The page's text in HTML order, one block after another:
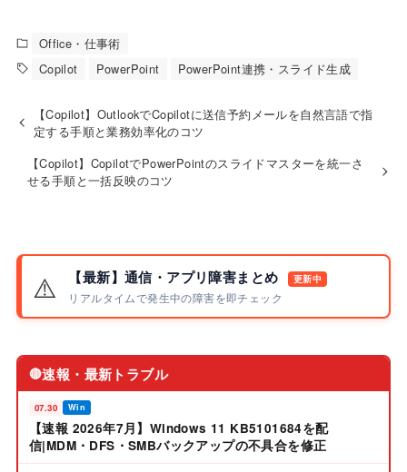
Office・仕事術
Copilot
PowerPoint PowerPoint連携・スライド生成
【Copilot】OutlookでCopilotに送信予約メールを自然言語で指
定する手順と業務効率化のコツ
【Copilot】CopilotでPowerPointのスライドマスターを統一さ
せる手順と一括反映のコツ
⚠️ 【最新】通信・アプリ障害まとめ 更新中
リアルタイムで発生中の障害を即チェック
🔴速報・最新トラブル
07.30 Win
【速報 2026年7月】Windows 11 KB5101684を配
信|MDM・DFS・SMBバックアップの不具合を修正